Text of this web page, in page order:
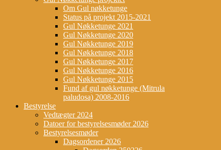
Om Gul nøkketunge
Status på projekt 2015-2021
Gul Nøkketunge 2021
Gul Nøkketunge 2020
Gul Nøkketunge 2019
Gul Nøkketunge 2018
Gul Nøkketunge 2017
Gul Nøkketunge 2016
Gul Nøkketunge 2015
Fund af gul nøkketunge (Mitrula
paludosa) 2008-2016
Bestyrelse
Vedtægter 2024
Datoer for bestyrelsesmøder 2026
Bestyrelsesmøder
Dagsordener 2026